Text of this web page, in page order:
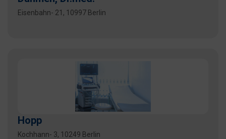
Eisenbahn- 21, 10997 Berlin
Hopp
Kochhann- 3, 10249 Berlin